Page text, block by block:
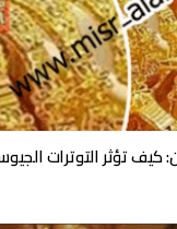
كيف تؤثر التوترات